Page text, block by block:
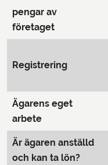
pengar av
företaget
Registrering
Ägarens eget
arbete
Är ägaren anställd
och kan ta lön?